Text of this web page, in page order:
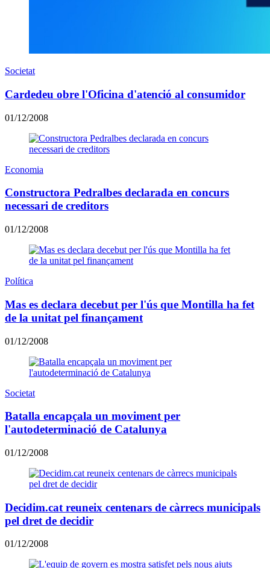
Societat
Cardedeu obre l'Oficina d'atenció al consumidor
01/12/2008
Economia
Constructora Pedralbes declarada en concurs
necessari de creditors
01/12/2008
Política
Mas es declara decebut per l'ús que Montilla ha fet
de la unitat pel finançament
01/12/2008
Societat
Batalla encapçala un moviment per
l'autodeterminació de Catalunya
01/12/2008
Decidim.cat reuneix centenars de càrrecs municipals
pel dret de decidir
01/12/2008